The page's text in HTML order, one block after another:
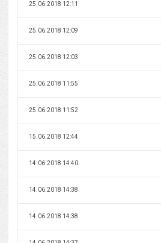
25.06.2018 12:11
25.06.2018 12:09
25.06.2018 12:03
25.06.2018 11:55
25.06.2018 11:52
15.06.2018 12:44
14.06.2018 14:40
14.06.2018 14:38
14.06.2018 14:38